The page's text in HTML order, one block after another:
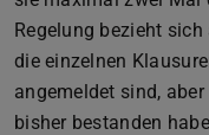
Regelung bezieht
die einzelnen
angemeldet sind,
bisher bestanden